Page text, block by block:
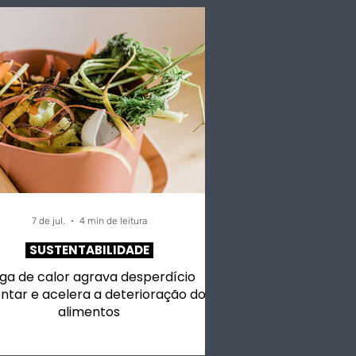
de calor agrava desperdício
e acelera a deterioração dos
alimentos
SUSTENTABILIDADE
7 de jul. 4 min de leitura